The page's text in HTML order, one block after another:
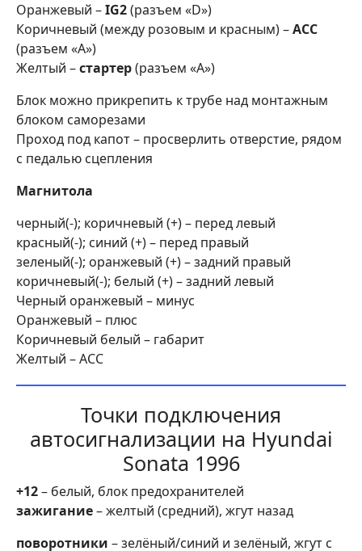
Оранжевый –IG2(разъем «D»)
Коричневый (между розовым и красным) –АСС
(разъем «А»)
Желтый –стартер(разъем «А»)
Блок можно прикрепить к трубе над монтажным
блоком саморезами
Проход под капот – просверлить отверстие, рядом
с педалью сцепления
Магнитола
черный(-); коричневый (+) – перед левый
красный(-); синий (+) – перед правый
зеленый(-); оранжевый (+) – задний правый
коричневый(-); белый (+) – задний левый
Черный оранжевый – минус
Оранжевый – плюс
Коричневый белый – габарит
Желтый – АСС
Точки подключения
автосигнализации на Hyundai
Sonata 1996
+12– белый, блок предохранителей
зажигание– желтый (средний), жгут назад
поворотники – зелёный/синий и зелёный, жгут с